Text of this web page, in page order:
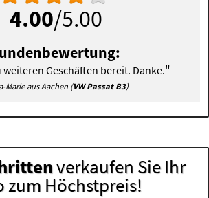
4.00/5.00
weiteren Geschäften bereit. Danke."
Marie aus Aachen (VW Passat B3)
verkaufen Sie Ihr
zum Höchstpreis!